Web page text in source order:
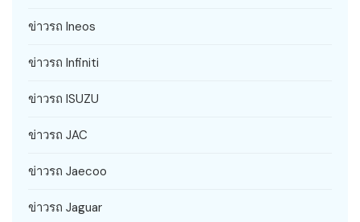
ข่าวรถ Ineos
ข่าวรถ Infiniti
ข่าวรถ ISUZU
ข่าวรถ JAC
ข่าวรถ Jaecoo
ข่าวรถ Jaguar